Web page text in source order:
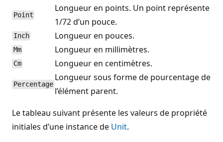
Point
Longueur en points. Un point représente
1/72 d’un pouce.
Inch Longueur en pouces.
Mm Longueur en millimètres.
Cm Longueur en centimètres.
Percentage
Longueur sous forme de pourcentage de
l’élément parent.
Le tableau suivant présente les valeurs de propriété
initiales d’une instance de Unit.